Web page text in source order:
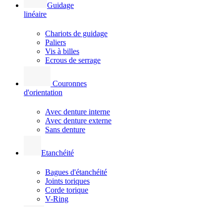
Guidage
linéaire
Chariots de guidage
Paliers
Vis à billes
Ecrous de serrage
Couronnes
d'orientation
Avec denture interne
Avec denture externe
Sans denture
Etanchéité
Bagues d'étanchéité
Joints toriques
Corde torique
V-Ring